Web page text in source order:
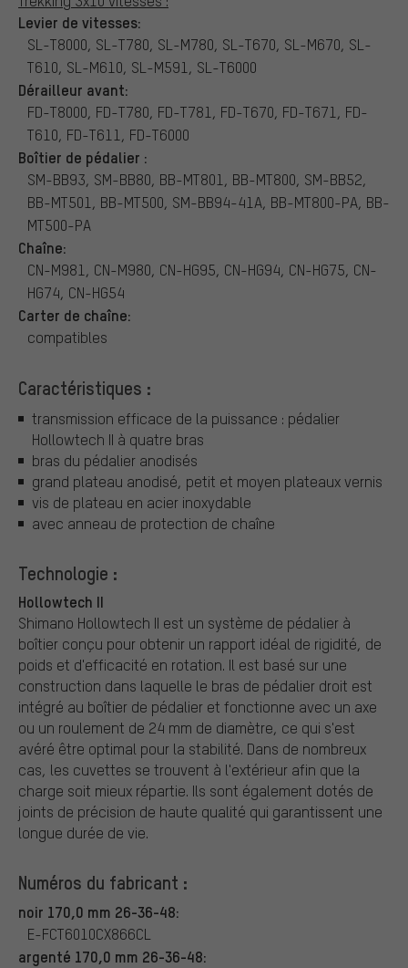
Levier de vitesses:
SL-T8000, SL-T780, SL-M780, SL-T670, SL-M670, SL-
T610, SL-M610, SL-M591, SL-T6000
Dérailleur avant:
FD-T8000, FD-T780, FD-T781, FD-T670, FD-T671, FD-
T610, FD-T611, FD-T6000
Boîtier de pédalier :
SM-BB93, SM-BB80, BB-MT801, BB-MT800, SM-BB52,
BB-MT501, BB-MT500, SM-BB94-41A, BB-MT800-PA, BB-
MT500-PA
Chaîne:
CN-M981, CN-M980, CN-HG95, CN-HG94, CN-HG75, CN-
HG74, CN-HG54
Carter de chaîne:
compatibles
Caractéristiques :
transmission efficace de la puissance : pédalier
Hollowtech II à quatre bras
bras du pédalier anodisés
grand plateau anodisé, petit et moyen plateaux vernis
vis de plateau en acier inoxydable
avec anneau de protection de chaîne
Technologie :
Hollowtech II
Shimano Hollowtech II est un système de pédalier à
boîtier conçu pour obtenir un rapport idéal de rigidité, de
poids et d'efficacité en rotation. Il est basé sur une
construction dans laquelle le bras de pédalier droit est
intégré au boîtier de pédalier et fonctionne avec un axe
ou un roulement de 24 mm de diamètre, ce qui s'est
avéré être optimal pour la stabilité. Dans de nombreux
cas, les cuvettes se trouvent à l'extérieur afin que la
charge soit mieux répartie. Ils sont également dotés de
joints de précision de haute qualité qui garantissent une
longue durée de vie.
Numéros du fabricant :
noir 170,0 mm 26-36-48:
E-FCT6010CX866CL
argenté 170,0 mm 26-36-48: